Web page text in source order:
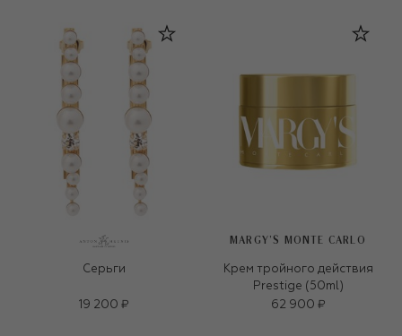
Серьги
19 200 ₽
MARGY’S MONTE CARLO
Крем тройного действия
Prestige (50ml)
62 900 ₽